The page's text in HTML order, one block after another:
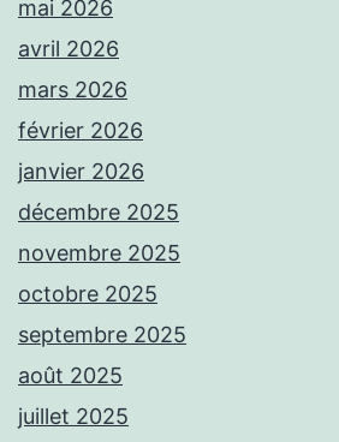
mai 2026
avril 2026
mars 2026
février 2026
janvier 2026
décembre 2025
novembre 2025
octobre 2025
septembre 2025
août 2025
juillet 2025